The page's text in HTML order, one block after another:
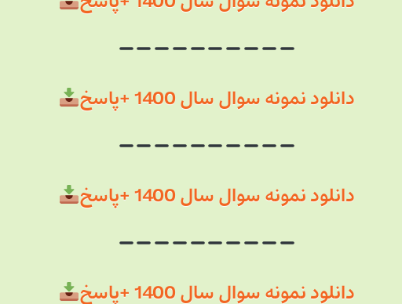
دانلود نمونه سوال سال 1400 +پاسخ
دانلود نمونه سوال سال 1400 +پاسخ
دانلود نمونه سوال سال 1400 +پاسخ